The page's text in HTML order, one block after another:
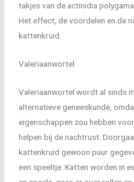
takjes van de actinidia
Het effect, de voordelen en de
kattenkruid.
Valeriaanwortel
Valeriaanwortel wordt al sinds
alternatieve geneeskunde,
eigenschappen zou hebben
helpen bij de nachtrust.
kattenkruid gewoon puur
een speeltje. Katten worden in